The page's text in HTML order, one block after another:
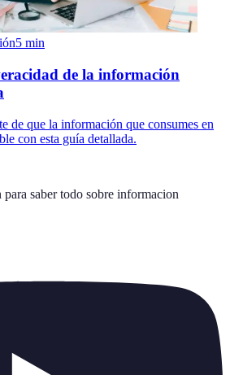
5 min
de la información
de que la información que consumes en
con esta guía detallada.
saber todo sobre informacion